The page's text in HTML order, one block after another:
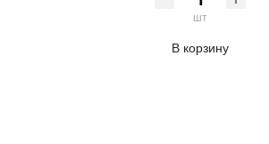
шт
В корзину